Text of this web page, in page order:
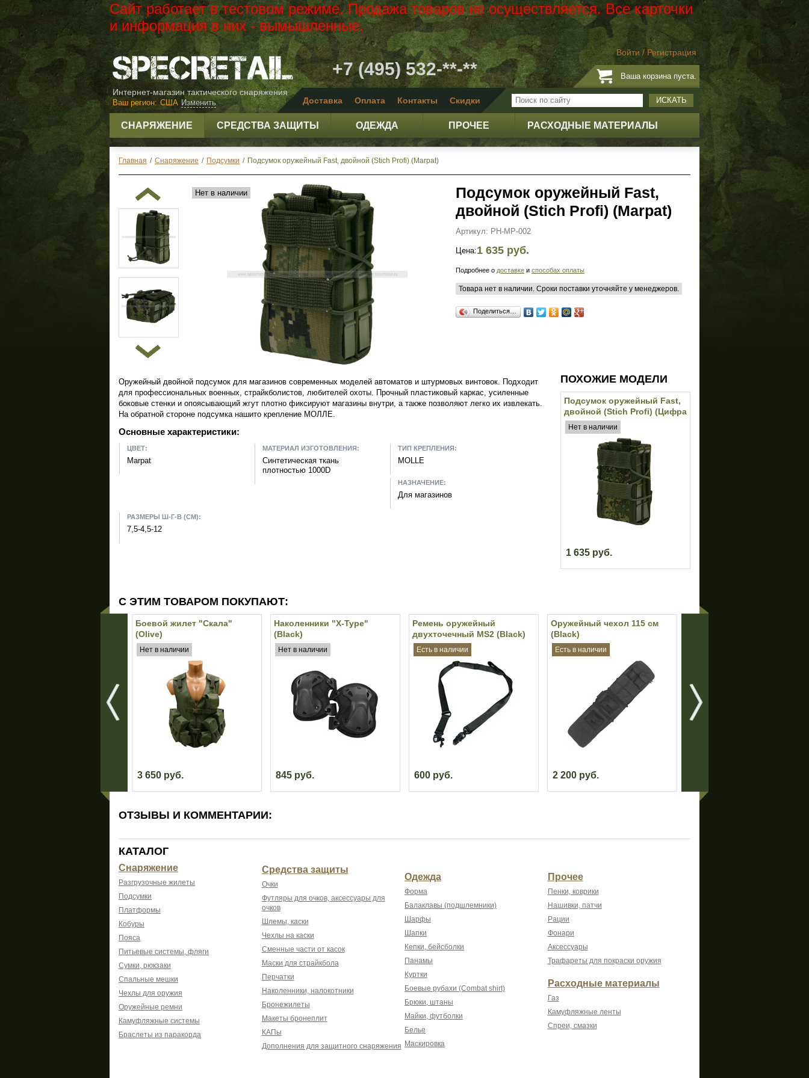
Сайт работает в тестовом режиме. Продажа товаров не осуществляется. Все карточки
и информация в них - вымышленные.
Войти / Регистрация
Ваша корзина пуста.
Интернет-магазин тактического снаряжения
+7 (495) 532-**-**
ИСКАТЬ
Доставка Оплата Контакты Скидки
Изменить
Ваш регион: США
СНАРЯЖЕНИЕ СРЕДСТВА ЗАЩИТЫ ОДЕЖДА ПРОЧЕЕ РАСХОДНЫЕ МАТЕРИАЛЫ
Главная / Снаряжение / Подсумки / Подсумок оружейный Fast, двойной (Stich Profi) (Marpat)
Нет в наличии
Подсумок оружейный Fast,
двойной (Stich Profi) (Marpat)
Артикул: PH-MP-002
Цена:1 635 руб.
Подробнее о доставке и способах оплаты
Товара нет в наличии. Сроки поставки уточняйте у менеджеров.
Поделиться…
ПОХОЖИЕ МОДЕЛИ
Подсумок оружейный Fast,
двойной (Stich Profi) (Цифра
РФ)
Нет в наличии
1 635 руб.
Оружейный двойной подсумок для магазинов современных моделей автоматов и штурмовых винтовок. Подходит
для профессиональных военных, страйкболистов, любителей охоты. Прочный пластиковый каркас, усиленные
боковые стенки и опоясывающий жгут плотно фиксируют магазины внутри, а также позволяют легко их извлекать.
На обратной стороне подсумка нашито крепление МОЛЛЕ.
Основные характеристики:
ЦВЕТ:
Marpat
МАТЕРИАЛ ИЗГОТОВЛЕНИЯ:
Синтетическая ткань
плотностью 1000D
ТИП КРЕПЛЕНИЯ:
MOLLE
НАЗНАЧЕНИЕ:
Для магазинов
РАЗМЕРЫ Ш-Г-В (СМ):
7,5-4,5-12
С ЭТИМ ТОВАРОМ ПОКУПАЮТ:
Боевой жилет "Скала"
(Olive)
Нет в наличии
3 650 руб.
Наколенники "X-Type"
(Black)
Нет в наличии
845 руб.
Ремень оружейный
двухточечный MS2 (Black)
Есть в наличии
600 руб.
Оружейный чехол 115 см
(Black)
Есть в наличии
2 200 руб.
ОТЗЫВЫ И КОММЕНТАРИИ:
КАТАЛОГ
Снаряжение
Разгрузочные жилеты
Подсумки
Платформы
Кобуры
Пояса
Питьевые системы, фляги
Сумки, рюкзаки
Спальные мешки
Чехлы для оружия
Оружейные ремни
Камуфляжные системы
Браслеты из паракорда
Средства защиты
Очки
Футляры для очков, аксессуары для
очков
Шлемы, каски
Чехлы на каски
Сменные части от касок
Маски для страйкбола
Перчатки
Наколенники, налокотники
Бронежилеты
Макеты бронеплит
КАПы
Дополнения для защитного снаряжения
Одежда
Форма
Балаклавы (подшлемники)
Шарфы
Шапки
Кепки, бейсболки
Панамы
Куртки
Боевые рубахи (Combat shirt)
Брюки, штаны
Майки, футболки
Белье
Маскировка
Прочее
Пенки, коврики
Нашивки, патчи
Рации
Фонари
Аксессуары
Трафареты для покраски оружия
Расходные материалы
Газ
Камуфляжные ленты
Спреи, смазки